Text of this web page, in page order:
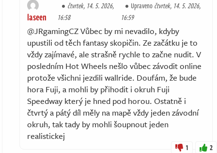
laseen
čtvrtek, 14. 5. 2026,
16:58
Upravenočtvrtek, 14. 5. 2026,
16:59
@JRgamingCZ Vůbec by mi nevadilo, kdyby
upustili od těch fantasy skopičin. Ze začátku je to
vždy zajímavé, ale strašně rychle to začne nudit. V
posledním Hot Wheels nešlo vůbec závodit online
protože všichni jezdili wallride. Doufám, že bude
hora Fuji, a mohli by přihodit i okruh Fuji
Speedway který je hned pod horou. Ostatně i
čtvrtý a pátý díl měly na mapě vždy jeden závodní
okruh, tak tady by mohli šoupnout jeden
realistickej
1 2